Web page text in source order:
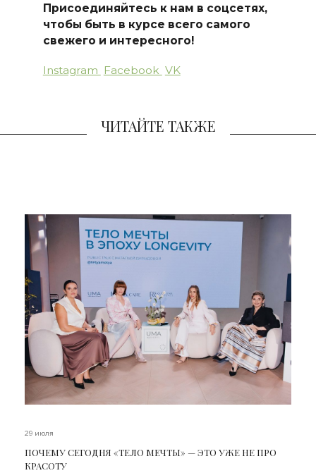
Присоединяйтесь к нам в соцсетях,
чтобы быть в курсе всего самого
свежего и интересного!
Instagram Facebook VK
ЧИТАЙТЕ ТАКЖЕ
29 июля
ПОЧЕМУ СЕГОДНЯ «ТЕЛО МЕЧТЫ» — ЭТО УЖЕ НЕ ПРО
КРАСОТУ